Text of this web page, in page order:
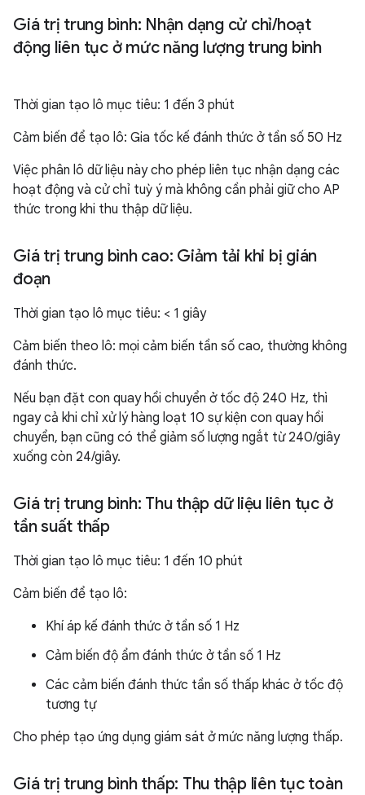
Giá trị trung bình: Nhận dạng cử chỉ/hoạt
động liên tục ở mức năng lượng trung bình
Thời gian tạo lô mục tiêu: 1 đến 3 phút
Cảm biến để tạo lô: Gia tốc kế đánh thức ở tần số 50 Hz
Việc phân lô dữ liệu này cho phép liên tục nhận dạng các
hoạt động và cử chỉ tuỳ ý mà không cần phải giữ cho AP
thức trong khi thu thập dữ liệu.
Giá trị trung bình cao: Giảm tải khi bị gián
đoạn
Thời gian tạo lô mục tiêu: < 1 giây
Cảm biến theo lô: mọi cảm biến tần số cao, thường không
đánh thức.
Nếu bạn đặt con quay hồi chuyển ở tốc độ 240 Hz, thì
ngay cả khi chỉ xử lý hàng loạt 10 sự kiện con quay hồi
chuyển, bạn cũng có thể giảm số lượng ngắt từ 240/giây
xuống còn 24/giây.
Giá trị trung bình: Thu thập dữ liệu liên tục ở
tần suất thấp
Thời gian tạo lô mục tiêu: 1 đến 10 phút
Cảm biến để tạo lô:
Khí áp kế đánh thức ở tần số 1 Hz
Cảm biến độ ẩm đánh thức ở tần số 1 Hz
Các cảm biến đánh thức tần số thấp khác ở tốc độ
tương tự
Cho phép tạo ứng dụng giám sát ở mức năng lượng thấp.
Giá trị trung bình thấp: Thu thập liên tục toàn